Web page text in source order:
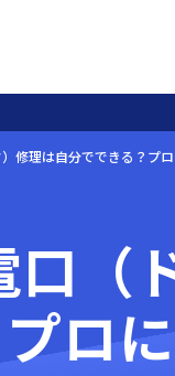
修理は自分でできる？プ
（
ロ